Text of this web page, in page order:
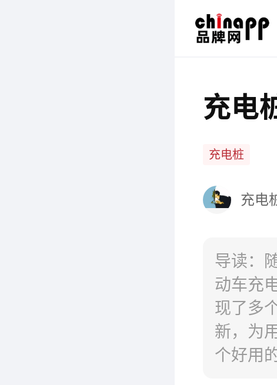
充电
充电桩
充电
导读：
动车充
现了多
新，为
个好用